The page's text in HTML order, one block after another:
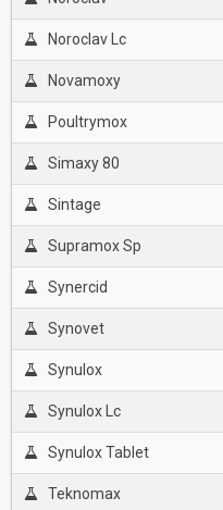
Noroclav Lc
Novamoxy
Poultrymox
Simaxy 80
Sintage
Supramox Sp
Synercid
Synovet
Synulox
Synulox Lc
Synulox Tablet
Teknomax